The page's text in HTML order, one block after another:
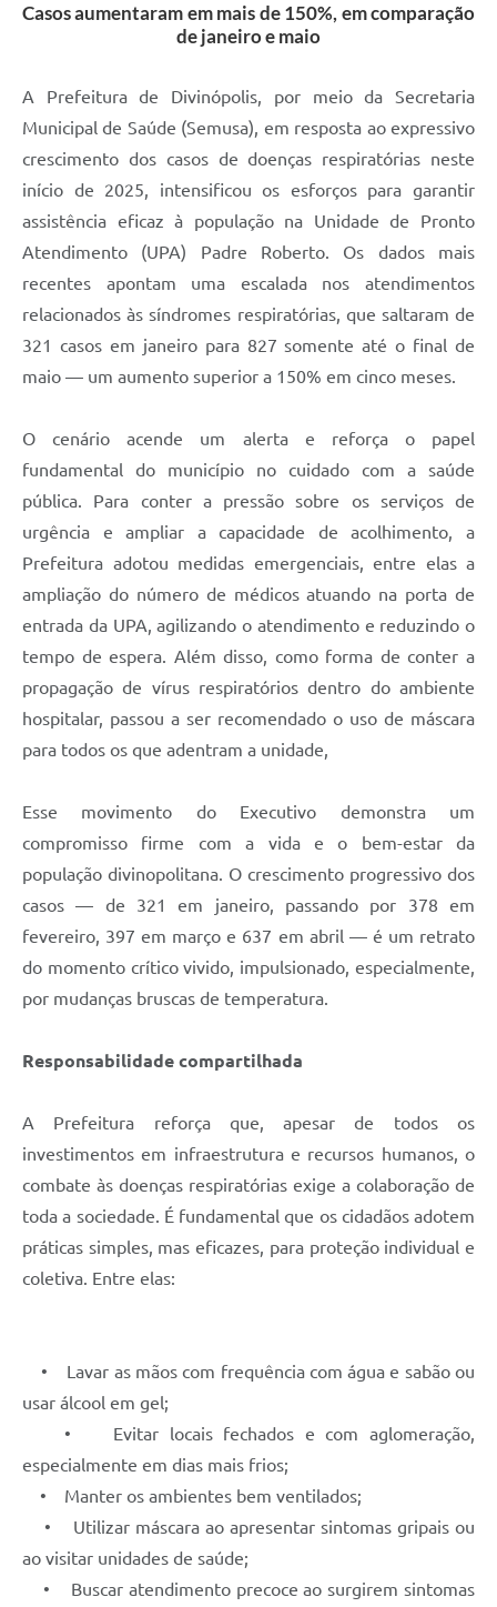
Casos aumentaram em mais de 150%, em comparação
de janeiro e maio
A Prefeitura de Divinópolis, por meio da Secretaria
Municipal de Saúde (Semusa), em resposta ao expressivo
crescimento dos casos de doenças respiratórias neste
início de 2025, intensificou os esforços para garantir
assistência eficaz à população na Unidade de Pronto
Atendimento (UPA) Padre Roberto. Os dados mais
recentes apontam uma escalada nos atendimentos
relacionados às síndromes respiratórias, que saltaram de
321 casos em janeiro para 827 somente até o final de
maio — um aumento superior a 150% em cinco meses.
O cenário acende um alerta e reforça o papel
fundamental do município no cuidado com a saúde
pública. Para conter a pressão sobre os serviços de
urgência e ampliar a capacidade de acolhimento, a
Prefeitura adotou medidas emergenciais, entre elas a
ampliação do número de médicos atuando na porta de
entrada da UPA, agilizando o atendimento e reduzindo o
tempo de espera. Além disso, como forma de conter a
propagação de vírus respiratórios dentro do ambiente
hospitalar, passou a ser recomendado o uso de máscara
para todos os que adentram a unidade,
Esse movimento do Executivo demonstra um
compromisso firme com a vida e o bem-estar da
população divinopolitana. O crescimento progressivo dos
casos — de 321 em janeiro, passando por 378 em
fevereiro, 397 em março e 637 em abril — é um retrato
do momento crítico vivido, impulsionado, especialmente,
por mudanças bruscas de temperatura.
Responsabilidade compartilhada
A Prefeitura reforça que, apesar de todos os
investimentos em infraestrutura e recursos humanos, o
combate às doenças respiratórias exige a colaboração de
toda a sociedade. É fundamental que os cidadãos adotem
práticas simples, mas eficazes, para proteção individual e
coletiva. Entre elas:
• Lavar as mãos com frequência com água e sabão ou
usar álcool em gel;
• Evitar locais fechados e com aglomeração,
especialmente em dias mais frios;
• Manter os ambientes bem ventilados;
• Utilizar máscara ao apresentar sintomas gripais ou
ao visitar unidades de saúde;
• Buscar atendimento precoce ao surgirem sintomas